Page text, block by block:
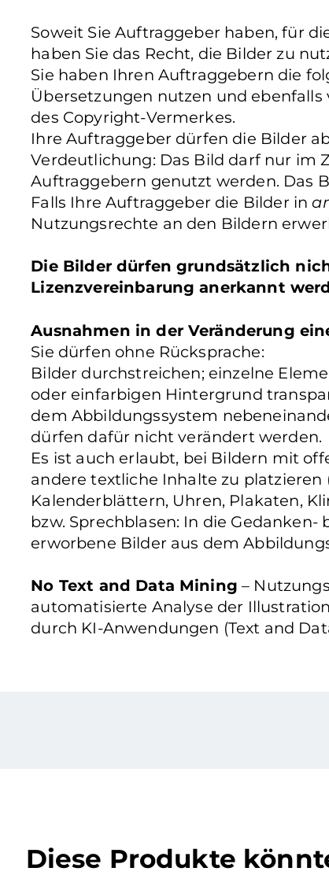
Soweit Sie Auftraggeber haben, für
haben Sie das Recht, die Bilder zu
Sie haben Ihren Auftraggebern die
Übersetzungen nutzen und
des Copyright-Vermerkes.
Ihre Auftraggeber dürfen die Bilder
Verdeutlichung: Das Bild darf nur im
Auftraggebern genutzt werden. Das
Falls Ihre Auftraggeber die Bilder in
Nutzungsrechte an den Bildern
Die Bilder dürfen grundsätzlich
Lizenzvereinbarung anerkannt
Ausnahmen in der Veränderung
Sie dürfen ohne Rücksprache:
Bilder durchstreichen; einzelne
oder einfarbigen Hintergrund
dem Abbildungssystem
dürfen dafür nicht verändert werden.
Es ist auch erlaubt, bei Bildern mit
andere textliche Inhalte zu
Kalenderblättern, Uhren, Plakaten,
bzw. Sprechblasen: In die
erworbene Bilder aus dem
No Text and Data Mining –
automatisierte Analyse der
durch KI-Anwendungen (Text and
Diese Produkte